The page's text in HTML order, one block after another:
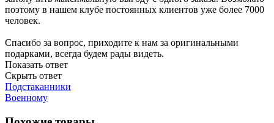
поэтому в нашем клубе постоянных клиентов уже более 7000
человек.
Спасибо за вопрос, приходите к нам за оригинальными
подарками, всегда будем рады видеть.
Показать ответ
Скрыть ответ
Подстаканники
Военному